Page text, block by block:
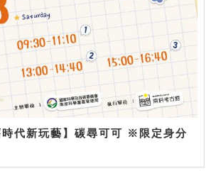
時代新玩藝】碳尋可可 ※限定身分